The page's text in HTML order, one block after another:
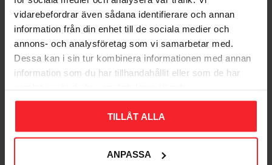
vidarebefordrar även sådana identifierare och annan
information från din enhet till de sociala medier och
annons- och analysföretag som vi samarbetar med.
Dessa kan i sin tur kombinera informationen med annan
information som du har tillhandahållit eller som de har
TILLÅT ALLA
ANPASSA
EXT (NO) 24V AC IP30
Vit
2417291
Lägg till i favoriter
Populära produkter